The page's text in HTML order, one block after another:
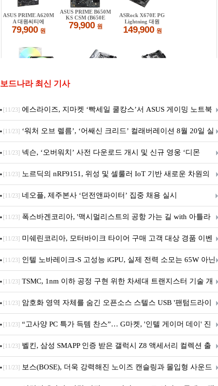
보드나라 최신 기사
[11/23] 에스라이즈, 지마켓 ‘빡세일 쿨캉스’서 ASUS 게이밍 노트북
특별 프로모션 진행
[11/23] ‘워처 오브 렐름’, ‘어쌔신 크리드’ 컬래버레이션 8월 20일 실
시
[11/23] 넥슨, ‘오버워치’ 사전 다운로드 개시 및 신규 영웅 ‘디몬
(D.Mon)’ 공개!
[11/23] 노르딕의 nRF9151, 위성 및 셀룰러 IoT 기반 새로운 차원의
커넥티드 기기 개발 지원
[11/23] 네오플, 제주본사 ‘던전앤파이터’ 집중 채용 실시
[11/23] 폭스바겐코리아, '맥시멀리스트의 공항 가는 길 with 아틀라
스' 이벤트 실시
[11/23] 미쉐린코리아, 모터바이크 타이어 구매 고객 대상 경품 이벤
트 진행
[11/23] 인텔 노바레이크-S 고성능 iGPU, 실제 전력 소모는 65W 아닌
40W?
[11/23] TSMC, 1nm 이하 공정 구현 위한 차세대 트랜지스터 기술 개
발
[11/23] 암호화 영역 자체를 숨긴 오픈소스 스텔스 USB '팬텀드라이
브' 공개
[11/23] “고사양 PC 특가 득템 찬스”… G마켓, '인텔 게이머 데이' 진
행
[11/23] 벨킨, 삼성 SMAPP 인증 받은 갤럭시 Z8 액세서리 컬렉션 출
시
[11/23] 보스(BOSE), 더욱 강력해진 노이즈 캔슬링과 몰입형 사운드